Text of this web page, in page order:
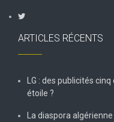
ARTICLES RÉCENTS
LG : des publicités
étoile ?
La diaspora